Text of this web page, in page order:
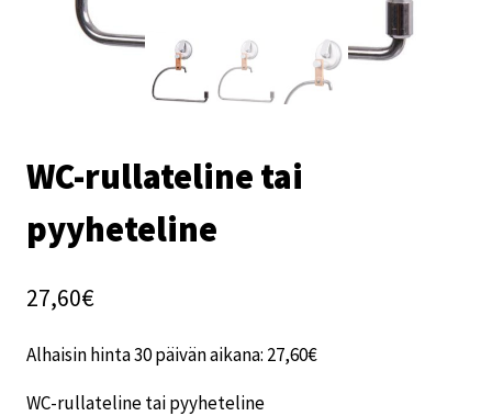
WC-rullateline tai
pyyheteline
27,60€
Alhaisin hinta 30 päivän aikana: 27,60€
WC-rullateline tai pyyheteline